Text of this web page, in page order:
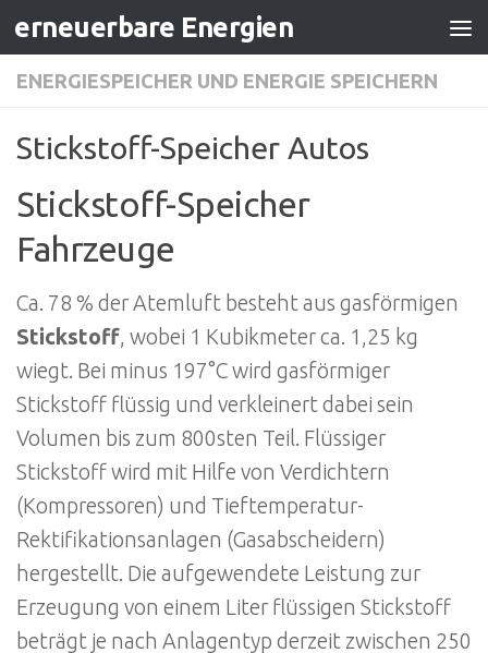
Zum Inhalt springen
erneuerbare Energien
ENERGIESPEICHER UND ENERGIE SPEICHERN
Stickstoff-Speicher Autos
Stickstoff-Speicher
Fahrzeuge
Ca. 78 % der Atemluft besteht aus gasförmigen
Stickstoff, wobei 1 Kubikmeter ca. 1,25 kg
wiegt. Bei minus 197°C wird gasförmiger
Stickstoff flüssig und verkleinert dabei sein
Volumen bis zum 800sten Teil. Flüssiger
Stickstoff wird mit Hilfe von Verdichtern
(Kompressoren) und Tieftemperatur-
Rektifikationsanlagen (Gasabscheidern)
hergestellt. Die aufgewendete Leistung zur
Erzeugung von einem Liter flüssigen Stickstoff
beträgt je nach Anlagentyp derzeit zwischen 250